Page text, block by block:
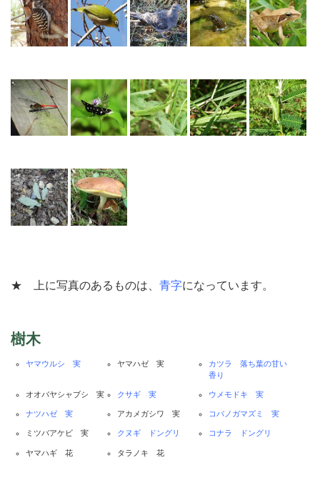
★ 上に写真のあるものは、 青字になっています。
樹木
ヤマウルシ 実 ヤマハゼ 実
カツラ 落ち葉の甘い
香り
オオバヤシャブシ 実 クサギ 実 ウメモドキ 実
ナツハゼ 実 アカメガシワ 実 コバノガマズミ 実
ミツバアケビ 実 クヌギ ドングリ コナラ ドングリ
ヤマハギ 花 タラノキ 花